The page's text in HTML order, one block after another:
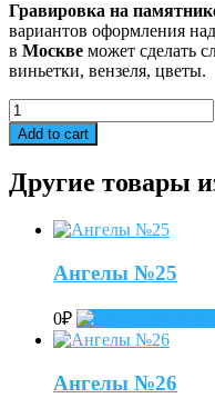
Гравировка на
вариантов оформления
в Москве может сделать
виньетки, вензеля, цветы.
Ангелы
№29
quantity
Add to cart
Другие товары
Ангелы №25
0₽
Ангелы №26